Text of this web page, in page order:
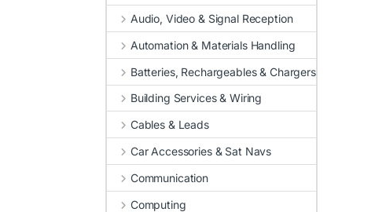
Audio, Video & Signal Reception
Automation & Materials Handling
Batteries, Rechargeables & Chargers
Building Services & Wiring
Cables & Leads
Car Accessories & Sat Navs
Communication
Computing